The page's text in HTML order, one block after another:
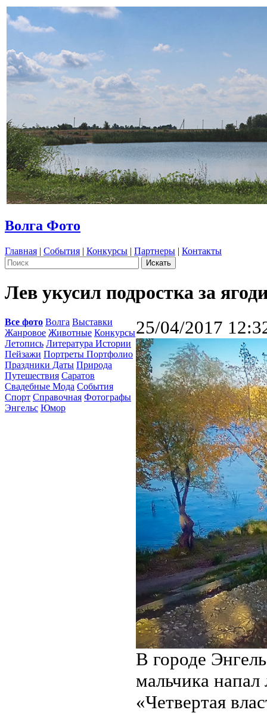
Волга Фото
Главная | События | Конкурсы | Партнеры | Контакты
Лев укусил подростка за
Все фото Волга Выставки
Жанровое Животные Конкурсы
Летопись Литература Истории
Пейзажи Портреты Портфолио
Праздники Даты Природа
Путешествия Саратов
Свадебные Мода События
Спорт Справочная Фотографы
Энгельс Юмор
25/04/2017
В городе
мальчика напал
«Четвертая